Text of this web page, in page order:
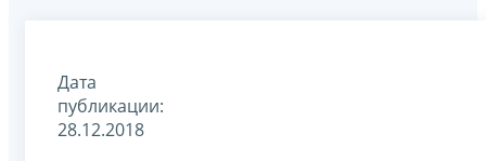
Дата
публикации:
28.12.2018